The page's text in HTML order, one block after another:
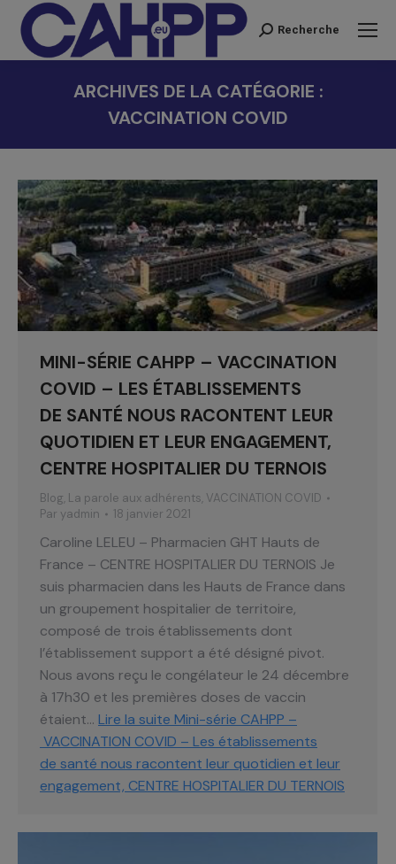
Recherche
Recherche
ARCHIVES DE LA CATÉGORIE :
VACCINATION COVID
MINI-SÉRIE CAHPP – VACCINATION
COVID – LES ÉTABLISSEMENTS
DE SANTÉ NOUS RACONTENT LEUR
QUOTIDIEN ET LEUR ENGAGEMENT,
CENTRE HOSPITALIER DU TERNOIS
Blog, La parole aux adhérents, VACCINATION COVID
Par yadmin 18 janvier 2021
Caroline LELEU – Pharmacien GHT Hauts de
France – CENTRE HOSPITALIER DU TERNOIS Je
suis pharmacien dans les Hauts de France dans
un groupement hospitalier de territoire,
composé de trois établissements dont
l’établissement support a été désigné pivot.
Nous avons reçu le congélateur le 24 décembre
à 17h30 et les premières doses de vaccin
étaient… Lire la suite Mini-série CAHPP –
VACCINATION COVID – Les établissements
de santé nous racontent leur quotidien et leur
engagement, CENTRE HOSPITALIER DU TERNOIS